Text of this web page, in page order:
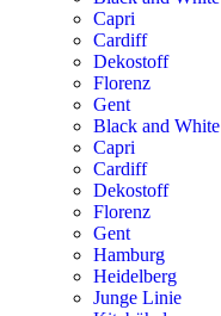
Capri
Cardiff
Dekostoff
Florenz
Gent
Black and White
Capri
Cardiff
Dekostoff
Florenz
Gent
Hamburg
Heidelberg
Junge Linie